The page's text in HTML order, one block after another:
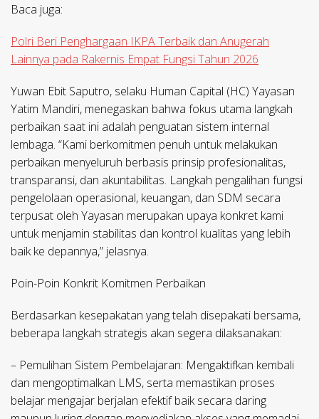
Baca juga:
Polri Beri Penghargaan IKPA Terbaik dan Anugerah
Lainnya pada Rakernis Empat Fungsi Tahun 2026
Yuwan Ebit Saputro, selaku Human Capital (HC) Yayasan
Yatim Mandiri, menegaskan bahwa fokus utama langkah
perbaikan saat ini adalah penguatan sistem internal
lembaga. “Kami berkomitmen penuh untuk melakukan
perbaikan menyeluruh berbasis prinsip profesionalitas,
transparansi, dan akuntabilitas. Langkah pengalihan fungsi
pengelolaan operasional, keuangan, dan SDM secara
terpusat oleh Yayasan merupakan upaya konkret kami
untuk menjamin stabilitas dan kontrol kualitas yang lebih
baik ke depannya,” jelasnya.
Poin-Poin Konkrit Komitmen Perbaikan
Berdasarkan kesepakatan yang telah disepakati bersama,
beberapa langkah strategis akan segera dilaksanakan:
– Pemulihan Sistem Pembelajaran: Mengaktifkan kembali
dan mengoptimalkan LMS, serta memastikan proses
belajar mengajar berjalan efektif baik secara daring